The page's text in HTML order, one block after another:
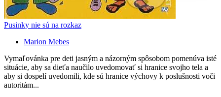
Pusinky nie sú na rozkaz
Marion Mebes
Vymaľovánka pre deti jasným a názorným spôsobom pomenúva isté
situácie, aby sa dieťa naučilo uvedomovať si hranice svojho tela a
aby si dospelí uvedomili, kde sú hranice výchovy k poslušnosti voči
autoritám...